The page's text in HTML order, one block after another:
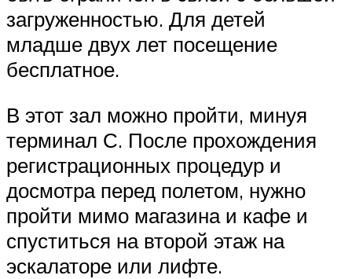
загруженностью. Для детей
младше двух лет посещение
бесплатное.
В этот зал можно пройти, минуя
терминал С. После прохождения
регистрационных процедур и
досмотра перед полетом, нужно
пройти мимо магазина и кафе и
спуститься на второй этаж на
эскалаторе или лифте.